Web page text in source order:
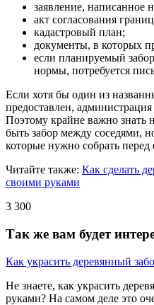
заявление, написанное
акт согласования
кадастровый план;
документы, в которых
если планируемый
нормы, потребуется
Если хотя бы один из
предоставлен,
Поэтому крайне важно знать
быть забор между соседями,
которые нужно собрать перед
Читайте также: Как сделать
своими руками
3 300
Так же вам будет
Как украсить деревянный
Не знаете, как украсить
руками? На самом деле это